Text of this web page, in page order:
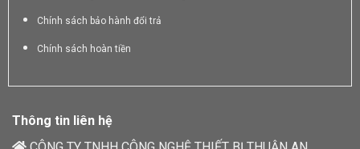
Chính sách bảo hành đổi trả
Chính sách hoàn tiền
Thông tin liên hệ